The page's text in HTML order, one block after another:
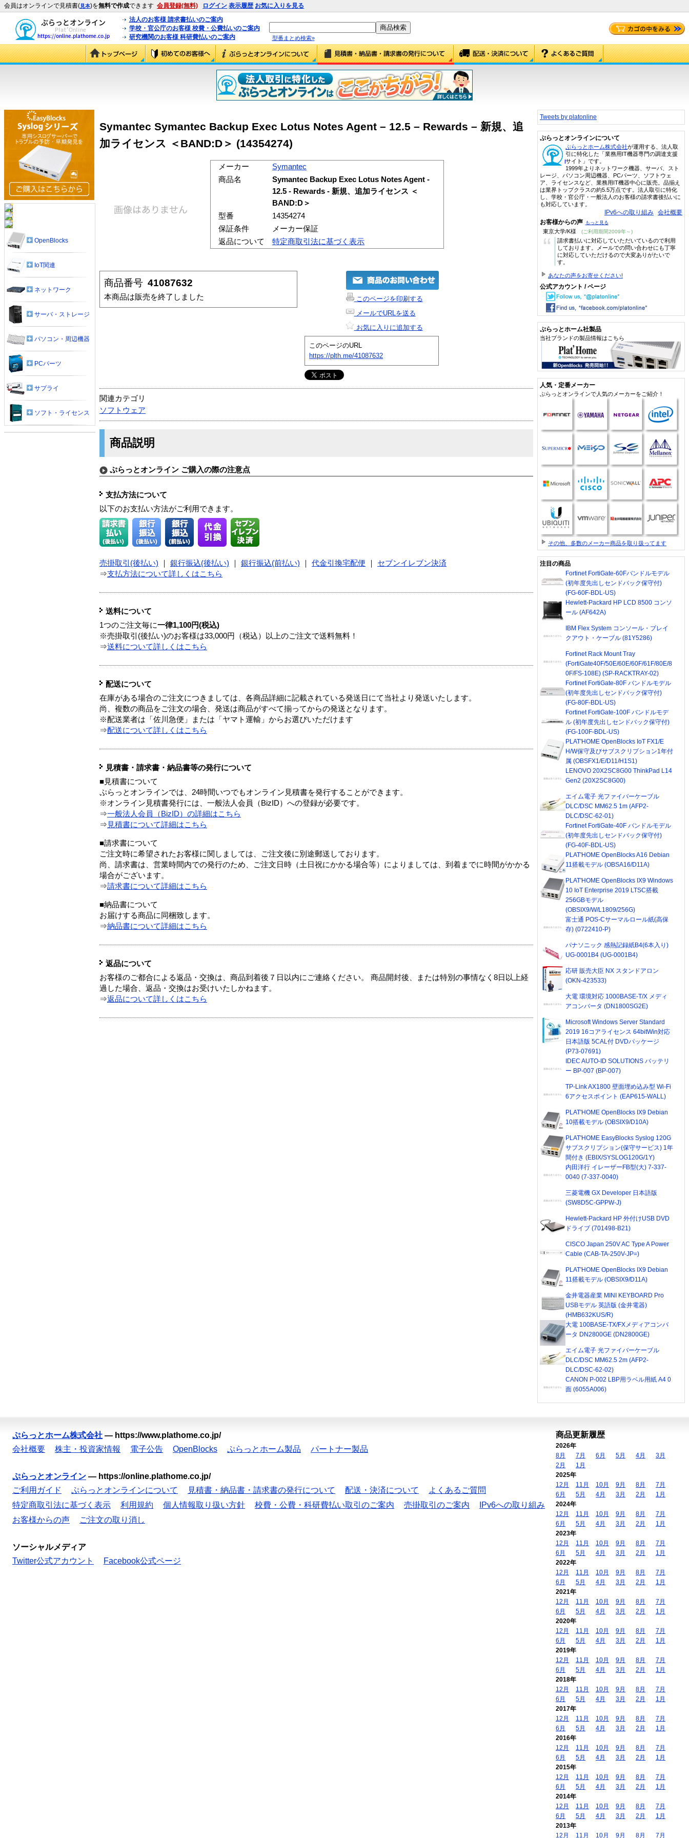
会員はオンラインで見積書(見本)を無料で作成できます 会員登録(無料) ログイン 表示履歴 お気に入りを見る
法人のお客様 請求書払いのご案内
学校・官公庁のお客様 校費・公費払いのご案内
研究機関のお客様 科研費払いのご案内
型番まとめ検索»
Symantec Symantec Backup Exec Lotus Notes Agent – 12.5 – Rewards – 新規、追
加ライセンス ＜BAND:D＞ (14354274)
メーカー
Symantec
商品名
Symantec Backup Exec Lotus Notes Agent -
12.5 - Rewards - 新規、追加ライセンス ＜
BAND:D＞
型番
14354274
保証条件
メーカー保証
返品について
特定商取引法に基づく表示
商品番号 41087632
本商品は販売を終了しました
このページを印刷する
メールでURLを送る
お気に入りに追加する
このページのURL
https://plth.me/41087632
関連カテゴリ
ソフトウェア
商品説明
ぷらっとオンライン ご購入の際の注意点
支払方法について
以下のお支払い方法がご利用できます。
売掛取引(後払い) 銀行振込(後払い) 銀行振込(前払い) 代金引換宅配便
セブンイレブン決済
⇒支払方法について詳しくはこちら
送料について
1つのご注文毎に一律1,100円(税込)
※売掛取引(後払い)のお客様は33,000円（税込）以上のご注文で送料無料！
⇒送料について詳しくはこちら
配送について
在庫がある場合のご注文につきましては、各商品詳細に記載されている発送日にて当社より発送いたします。
尚、複数の商品をご注文の場合、発送は商品がすべて揃ってからの発送となります。
※配送業者は「佐川急便」または「ヤマト運輸」からお選びいただけます
⇒配送について詳しくはこちら
見積書・請求書・納品書等の発行について
■見積書について
ぷらっとオンラインでは、24時間いつでもオンライン見積書を発行することができます。
※オンライン見積書発行には、一般法人会員（BizID）への登録が必要です。
⇒一般法人会員（BizID）の詳細はこちら
⇒ 見積書について詳細はこちら
■請求書について
ご注文時に希望されたお客様に関しましては、ご注文後に別途郵送しております。
尚、請求書は、営業時間内での発行のため、ご注文日時（土日祝にかかる場合等）によりましては、到着までに時間がかかる
場合がございます。
⇒請求書について詳細はこちら
■納品書について
お届けする商品に同梱致します。
⇒納品書について詳細はこちら
返品について
お客様のご都合による返品・交換は、商品到着後７日以内にご連絡ください。 商品開封後、または特別の事情なく8日以上経
過した場合、返品・交換はお受けいたしかねます。
⇒返品について詳しくはこちら
OpenBlocks
IoT関連
ネットワーク
サーバ・ストレージ
パソコン・周辺機器
PCパーツ
サプライ
ソフト・ライセンス
Tweets by platonline
ぷらっとオンラインについて
ぷらっとホーム株式会社が運用する、法人取
引に特化した「業務用IT機器専門の調達支援
サイト」です。
1999年よりネットワーク機器、サーバ、スト
レージ、パソコン周辺機器、PCパーツ、ソフトウェ
ア、ライセンスなど、業務用IT機器中心に販売。品揃え
は業界トップクラスの約5.5万点です。法人取引に特化
し、学校・官公庁・一般法人のお客様の請求書後払いに
も対応しています。
IPv6への取り組み 会社概要
お客様からの声 もっと見る
東京大学/K様 (ご利用期間2009年～)
“
請求書払いに対応していただいているので利用
しております。メールでの問い合わせにも丁寧
に対応していただけるので大変ありがたいで
す。
あなたの声をお寄せください!
公式アカウント / ページ
ぷらっとホーム社製品
当社ブランドの製品情報はこちら
人気・定番メーカー
ぷらっとオンラインで人気のメーカーをご紹介！
その他、多数のメーカー商品を取り扱ってます
注目の商品
Fortinet FortiGate-60Fバンドルモデル
(初年度先出しセンドバック保守付)
(FG-60F-BDL-US)
Hewlett-Packard HP LCD 8500 コンソ
ール (AF642A)
IBM Flex System コンソール・ブレイ
クアウト・ケーブル (81Y5286)
Fortinet Rack Mount Tray
(FortiGate40F/50E/60E/60F/61F/80E/8
0F/FS-108E) (SP-RACKTRAY-02)
Fortinet FortiGate-80F バンドルモデル
(初年度先出しセンドバック保守付)
(FG-80F-BDL-US)
Fortinet FortiGate-100F バンドルモデ
ル (初年度先出しセンドバック保守付)
(FG-100F-BDL-US)
PLAT'HOME OpenBlocks IoT FX1/E
H/W保守及びサブスクリプション1年付
属 (OBSFX1/E/D11/H1S1)
LENOVO 20X2SC8G00 ThinkPad L14
Gen2 (20X2SC8G00)
エイム電子 光ファイバーケーブル
DLC/DSC MM62.5 1m (AFP2-
DLC/DSC-62-01)
Fortinet FortiGate-40F バンドルモデル
(初年度先出しセンドバック保守付)
(FG-40F-BDL-US)
PLAT'HOME OpenBlocks A16 Debian
11搭載モデル (OBSA16/D11A)
PLAT'HOME OpenBlocks IX9 Windows
10 IoT Enterprise 2019 LTSC搭載
256GBモデル
(OBSIX9/W/L1809/256G)
富士通 POS-Cサーマルロール紙(高保
存) (0722410-P)
パナソニック 感熱記録紙B4(6本入り)
UG-0001B4 (UG-0001B4)
応研 販売大臣 NX スタンドアロン
(OKN-423533)
大電 環境対応 1000BASE-T/X メディ
アコンバータ (DN1800SG2E)
Microsoft Windows Server Standard
2019 16コアライセンス 64bitWin対応
日本語版 5CAL付 DVDパッケージ
(P73-07691)
IDEC AUTO-ID SOLUTIONS バッテリ
ー BP-007 (BP-007)
TP-Link AX1800 壁面埋め込み型 Wi-Fi
6アクセスポイント (EAP615-WALL)
PLAT'HOME OpenBlocks IX9 Debian
10搭載モデル (OBSIX9/D10A)
PLAT'HOME EasyBlocks Syslog 120G
サブスクリプション(保守サービス) 1年
間付き (EBIX/SYSLOG120G/1Y)
内田洋行 イレーザーFB型(大) 7-337-
0040 (7-337-0040)
三菱電機 GX Developer 日本語版
(SW8D5C-GPPW-J)
Hewlett-Packard HP 外付けUSB DVD
ドライブ (701498-B21)
CISCO Japan 250V AC Type A Power
Cable (CAB-TA-250V-JP=)
PLAT'HOME OpenBlocks IX9 Debian
11搭載モデル (OBSIX9/D11A)
金井電器産業 MINI KEYBOARD Pro
USBモデル 英語版 (金井電器)
(HMB632KUS/R)
大電 100BASE-TX/FXメディアコンバ
ータ DN2800GE (DN2800GE)
エイム電子 光ファイバーケーブル
DLC/DSC MM62.5 2m (AFP2-
DLC/DSC-62-02)
CANON P-002 LBP用ラベル用紙 A4 0
面 (6055A006)
ぷらっとホーム株式会社 — https://www.plathome.co.jp/
会社概要
株主・投資家情報 電子公告 OpenBlocks ぷらっとホーム製品 パートナー製品
ぷらっとオンライン — https://online.plathome.co.jp/
ご利用ガイド
ぷらっとオンラインについて 見積書・納品書・請求書の発行について 配送・決済について
よくあるご質問
特定商取引法に基づく表示
利用規約 個人情報取り扱い方針 校費・公費・科研費払い取引のご案内 売掛取引のご案内
IPv6への取り組み
お客様からの声
ご注文の取り消し
ソーシャルメディア
Twitter公式アカウント
Facebook公式ページ
商品更新履歴
2026年
8月
7月 6月 5月 4月
3月
2月
1月
2025年
12月
11月 10月 9月 8月
7月
6月
5月 4月 3月 2月
1月
2024年
12月
11月 10月 9月 8月
7月
6月
5月 4月 3月 2月
1月
2023年
12月
11月 10月 9月 8月
7月
6月
5月 4月 3月 2月
1月
2022年
12月
11月 10月 9月 8月
7月
6月
5月 4月 3月 2月
1月
2021年
12月
11月 10月 9月 8月
7月
6月
5月 4月 3月 2月
1月
2020年
12月
11月 10月 9月 8月
7月
6月
5月 4月 3月 2月
1月
2019年
12月
11月 10月 9月 8月
7月
6月
5月 4月 3月 2月
1月
2018年
12月
11月 10月 9月 8月
7月
6月
5月 4月 3月 2月
1月
2017年
12月
11月 10月 9月 8月
7月
6月
5月 4月 3月 2月
1月
2016年
12月
11月 10月 9月 8月
7月
6月
5月 4月 3月 2月
1月
2015年
12月
11月 10月 9月 8月
7月
6月
5月 4月 3月 2月
1月
2014年
12月
11月 10月 9月 8月
7月
6月
5月 4月 3月 2月
1月
2013年
12月
11月 10月 9月 8月 7月